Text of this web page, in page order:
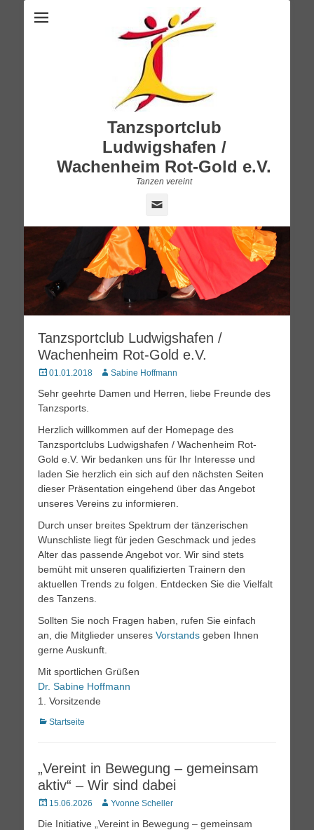
Tanzsportclub
Ludwigshafen /
Wachenheim Rot-Gold e.V.
Tanzen vereint
Tanzsportclub Ludwigshafen /
Wachenheim Rot-Gold e.V.
Posted
01.01.2018 AutorSabine Hoffmann
Sehr geehrte Damen und Herren, liebe Freunde des
Tanzsports.
Herzlich willkommen auf der Homepage des
Tanzsportclubs Ludwigshafen / Wachenheim Rot-
Gold e.V. Wir bedanken uns für Ihr Interesse und
laden Sie herzlich ein sich auf den nächsten Seiten
dieser Präsentation eingehend über das Angebot
unseres Vereins zu informieren.
Durch unser breites Spektrum der tänzerischen
Wunschliste liegt für jeden Geschmack und jedes
Alter das passende Angebot vor. Wir sind stets
bemüht mit unseren qualifizierten Trainern den
aktuellen Trends zu folgen. Entdecken Sie die Vielfalt
des Tanzens.
Sollten Sie noch Fragen haben, rufen Sie einfach
an, die Mitglieder unseres Vorstands geben Ihnen
gerne Auskunft.
Mit sportlichen Grüßen
Dr. Sabine Hoffmann
1. Vorsitzende
Kategorien
Startseite
„Vereint in Bewegung – gemeinsam
aktiv“ – Wir sind dabei
Posted
15.06.2026 AutorYvonne Scheller
Die Initiative „Vereint in Bewegung – gemeinsam